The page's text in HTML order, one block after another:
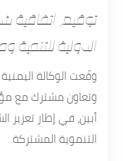
توقيع اتفاقية
الدولية للتنمية
وقّعت الوكالة
وتعاون مشترك مع
أبين، في إطار
التنموية المشتركة.